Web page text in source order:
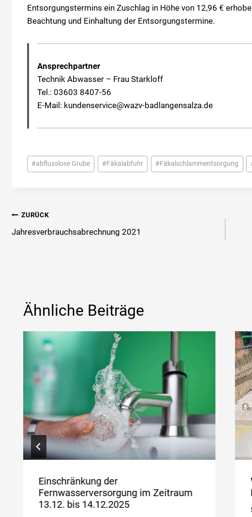
Entsorgungstermins ein Zuschlag in Höhe von 12,96 €
Beachtung und Einhaltung der Entsorgungstermine.
Ansprechpartner
Technik Abwasser – Frau Starkloff
Tel.: 03603 8407-56
E-Mail: kundenservice@wazv-badlangensalza.de
Schlagworte:
#abflusslose Grube #Fäkalabfuhr #Fäkalschlammentsorgung
Beitragsnavigation
ZURÜCK
Jahresverbrauchsabrechnung 2021
Ähnliche Beiträge
Einschränkung der
Fernwasserversorgung im Zeitraum
13.12. bis 14.12.2025